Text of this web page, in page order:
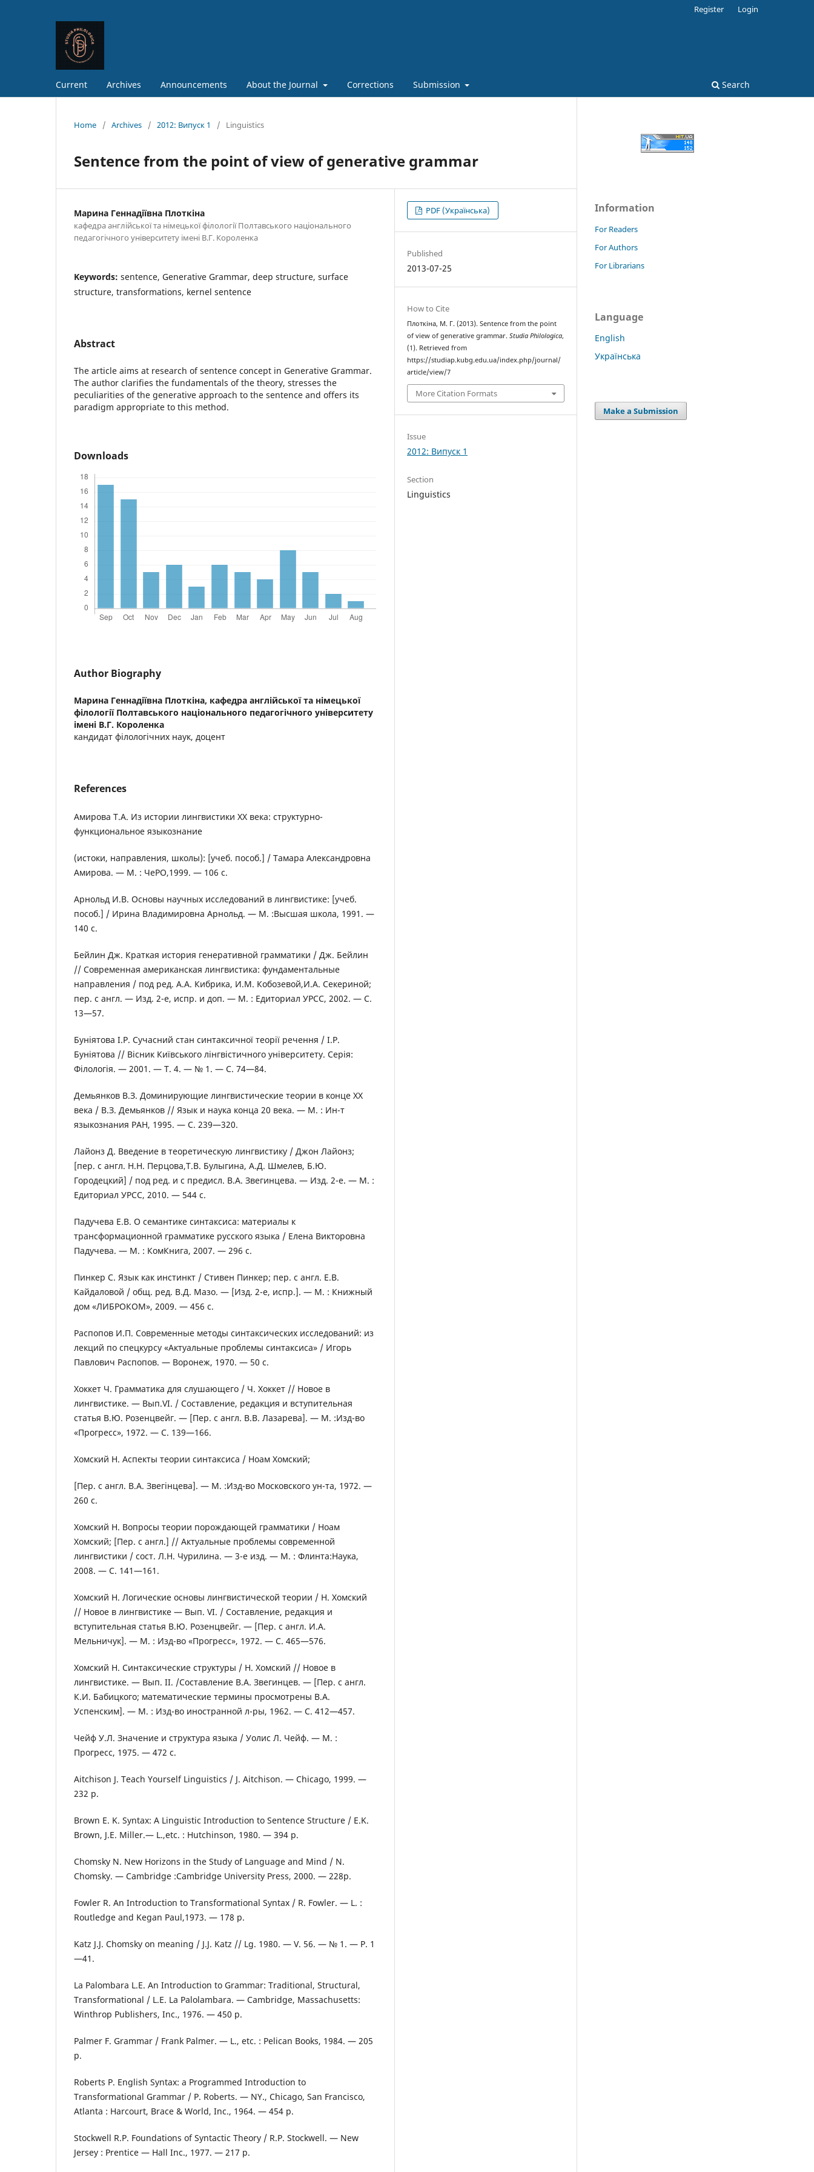
Current Archives Announcements About the Journal Corrections Submission Search
Register Login
Home / Archives / 2012: Випуск 1 / Linguistics
Sentence from the point of view of generative grammar
Марина Геннадіївна Плоткіна
кафедра англійської та німецької філології Полтавського національного
педагогічного університету імені В.Г. Короленка
Keywords: sentence, Generative Grammar, deep structure, surface
structure, transformations, kernel sentence
Abstract
The article aims at research of sentence concept in Generative Grammar.
The author clarifies the fundamentals of the theory, stresses the
peculiarities of the generative approach to the sentence and offers its
paradigm appropriate to this method.
Downloads
Author Biography
Марина Геннадіївна Плоткіна, кафедра англійської та німецької
філології Полтавського національного педагогічного університету
імені В.Г. Короленка
кандидат філологічних наук, доцент
References
Амирова Т.А. Из истории лингвистики ХХ века: структурно-
функциональное языкознание
(истоки, направления, школы): [учеб. пособ.] / Тамара Александровна
Амирова. — М. : ЧеРО,1999. — 106 с.
Арнольд И.В. Основы научных исследований в лингвистике: [учеб.
пособ.] / Ирина Владимировна Арнольд. — М. :Высшая школа, 1991. —
140 с.
Бейлин Дж. Краткая история генеративной грамматики / Дж. Бейлин
// Современная американская лингвистика: фундаментальные
направления / под ред. А.А. Кибрика, И.М. Кобозевой,И.А. Секериной;
пер. с англ. — Изд. 2-е, испр. и доп. — М. : Едиториал УРСС, 2002. — С.
13—57.
Буніятова І.Р. Сучасний стан синтаксичної теорії речення / І.Р.
Буніятова // Вісник Київського лінгвістичного університету. Серія:
Філологія. — 2001. — Т. 4. — № 1. — С. 74—84.
Демьянков В.З. Доминирующие лингвистические теории в конце ХХ
века / В.З. Демьянков // Язык и наука конца 20 века. — М. : Ин-т
языкознания РАН, 1995. — С. 239—320.
Лайонз Д. Введение в теоретическую лингвистику / Джон Лайонз;
[пер. с англ. Н.Н. Перцова,Т.В. Булыгина, А.Д. Шмелев, Б.Ю.
Городецкий] / под ред. и с предисл. В.А. Звегинцева. — Изд. 2-е. — М. :
Едиториал УРСС, 2010. — 544 с.
Падучева Е.В. О семантике синтаксиса: материалы к
трансформационной грамматике русского языка / Елена Викторовна
Падучева. — М. : КомКнига, 2007. — 296 с.
Пинкер С. Язык как инстинкт / Стивен Пинкер; пер. с англ. Е.В.
Кайдаловой / общ. ред. В.Д. Мазо. — [Изд. 2-е, испр.]. — М. : Книжный
дом «ЛИБРОКОМ», 2009. — 456 с.
Распопов И.П. Современные методы синтаксических исследований: из
лекций по спецкурсу «Актуальные проблемы синтаксиса» / Игорь
Павлович Распопов. — Воронеж, 1970. — 50 с.
Хоккет Ч. Грамматика для слушающего / Ч. Хоккет // Новое в
лингвистике. — Вып.VI. / Составление, редакция и вступительная
статья В.Ю. Розенцвейг. — [Пер. с англ. В.В. Лазарева]. — М. :Изд-во
«Прогресс», 1972. — С. 139—166.
Хомский Н. Аспекты теории синтаксиса / Ноам Хомский;
[Пер. с англ. В.А. Звегінцева]. — М. :Изд-во Московского ун-та, 1972. —
260 с.
Хомский Н. Вопросы теории порождающей грамматики / Ноам
Хомский; [Пер. с англ.] // Актуальные проблемы современной
лингвистики / сост. Л.Н. Чурилина. — 3-е изд. — М. : Флинта:Наука,
2008. — С. 141—161.
Хомский Н. Логические основы лингвистической теории / Н. Хомский
// Новое в лингвистике — Вып. VI. / Составление, редакция и
вступительная статья В.Ю. Розенцвейг. — [Пер. с англ. И.А.
Мельничук]. — М. : Изд-во «Прогресс», 1972. — С. 465—576.
Хомский Н. Синтаксические структуры / Н. Хомский // Новое в
лингвистике. — Вып. ІІ. /Составление В.А. Звегинцев. — [Пер. с англ.
К.И. Бабицкого; математические термины просмотрены В.А.
Успенским]. — М. : Изд-во иностранной л-ры, 1962. — С. 412—457.
Чейф У.Л. Значение и структура языка / Уолис Л. Чейф. — М. :
Прогресс, 1975. — 472 с.
Aitchison J. Teach Yourself Linguistics / J. Aitchison. — Chicago, 1999. —
232 p.
Brown E. K. Syntax: A Linguistic Introduction to Sentence Structure / E.K.
Brown, J.E. Miller.— L.,etc. : Hutchinson, 1980. — 394 p.
Chomsky N. New Horizons in the Study of Language and Mind / N.
Chomsky. — Cambridge :Cambridge University Press, 2000. — 228p.
Fowler R. An Introduction to Transformational Syntax / R. Fowler. — L. :
Routledge and Kegan Paul,1973. — 178 p.
Katz J.J. Chomsky on meaning / J.J. Katz // Lg. 1980. — V. 56. — № 1. — P. 1
—41.
La Palombara L.E. An Introduction to Grammar: Traditional, Structural,
Transformational / L.E. La Palolambara. — Cambridge, Massachusetts:
Winthrop Publishers, Inc., 1976. — 450 p.
Palmer F. Grammar / Frank Palmer. — L., etc. : Pelican Books, 1984. — 205
p.
Roberts P. English Syntax: a Programmed Introduction to
Transformational Grammar / P. Roberts. — NY., Chicago, San Francisco,
Atlanta : Harcourt, Brace & World, Inc., 1964. — 454 p.
Stockwell R.P. Foundations of Syntactic Theory / R.P. Stockwell. — New
Jersey : Prentice — Hall Inc., 1977. — 217 p.
PDF (Українська)
Published
2013-07-25
How to Cite
Плоткіна, М. Г. (2013). Sentence from the point
of view of generative grammar.Studia Philologica,
(1). Retrieved from
https://studiap.kubg.edu.ua/index.php/journal/
article/view/7
More Citation Formats
Issue
2012: Випуск 1
Section
Linguistics
Information
For Readers
For Authors
For Librarians
Language
English
Українська
Make a Submission